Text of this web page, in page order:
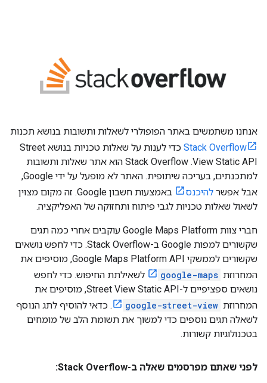
אנחנו משתמשים באתר הפופולרי לשאלות ותשובות בנושא תכנות
Stack Overflow
כדי לענות על שאלות טכניות בנושא Street
View Static API. ‫Stack Overflow הוא אתר שאלות ותשובות
למתכנתים, בעריכה שיתופית. האתר לא מופעל על ידי Google,
אבל אפשר להיכנס
באמצעות חשבון Google. זה מקום מצוין
לשאול שאלות טכניות לגבי פיתוח ותחזוקה של האפליקציה.
חברי צוות Google Maps Platform עוקבים אחרי כמה תגים
שקשורים למפות Google ב-Stack Overflow. כדי לחפש נושאים
שקשורים לממשקי Google Maps Platform API, מוסיפים את
המחרוזת google-maps
לשאילתת החיפוש. כדי לחפש
נושאים ספציפיים ל-Street View Static API, מוסיפים את
המחרוזת google-street-view
. כדאי להוסיף לתג הנוסף
לשאלה תגים נוספים כדי למשוך את תשומת הלב של מומחים
בטכנולוגיות קשורות.
לפני שאתם מפרסמים שאלה ב-Stack Overflow: